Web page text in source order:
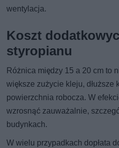
wentylacja.
Koszt
styropianu
Różnica między 15 a 20 cm to
większe zużycie kleju, dłuższe
powierzchnia robocza. W
wzrosnąć zauważalnie,
budynkach.
W wielu przypadkach dopłata